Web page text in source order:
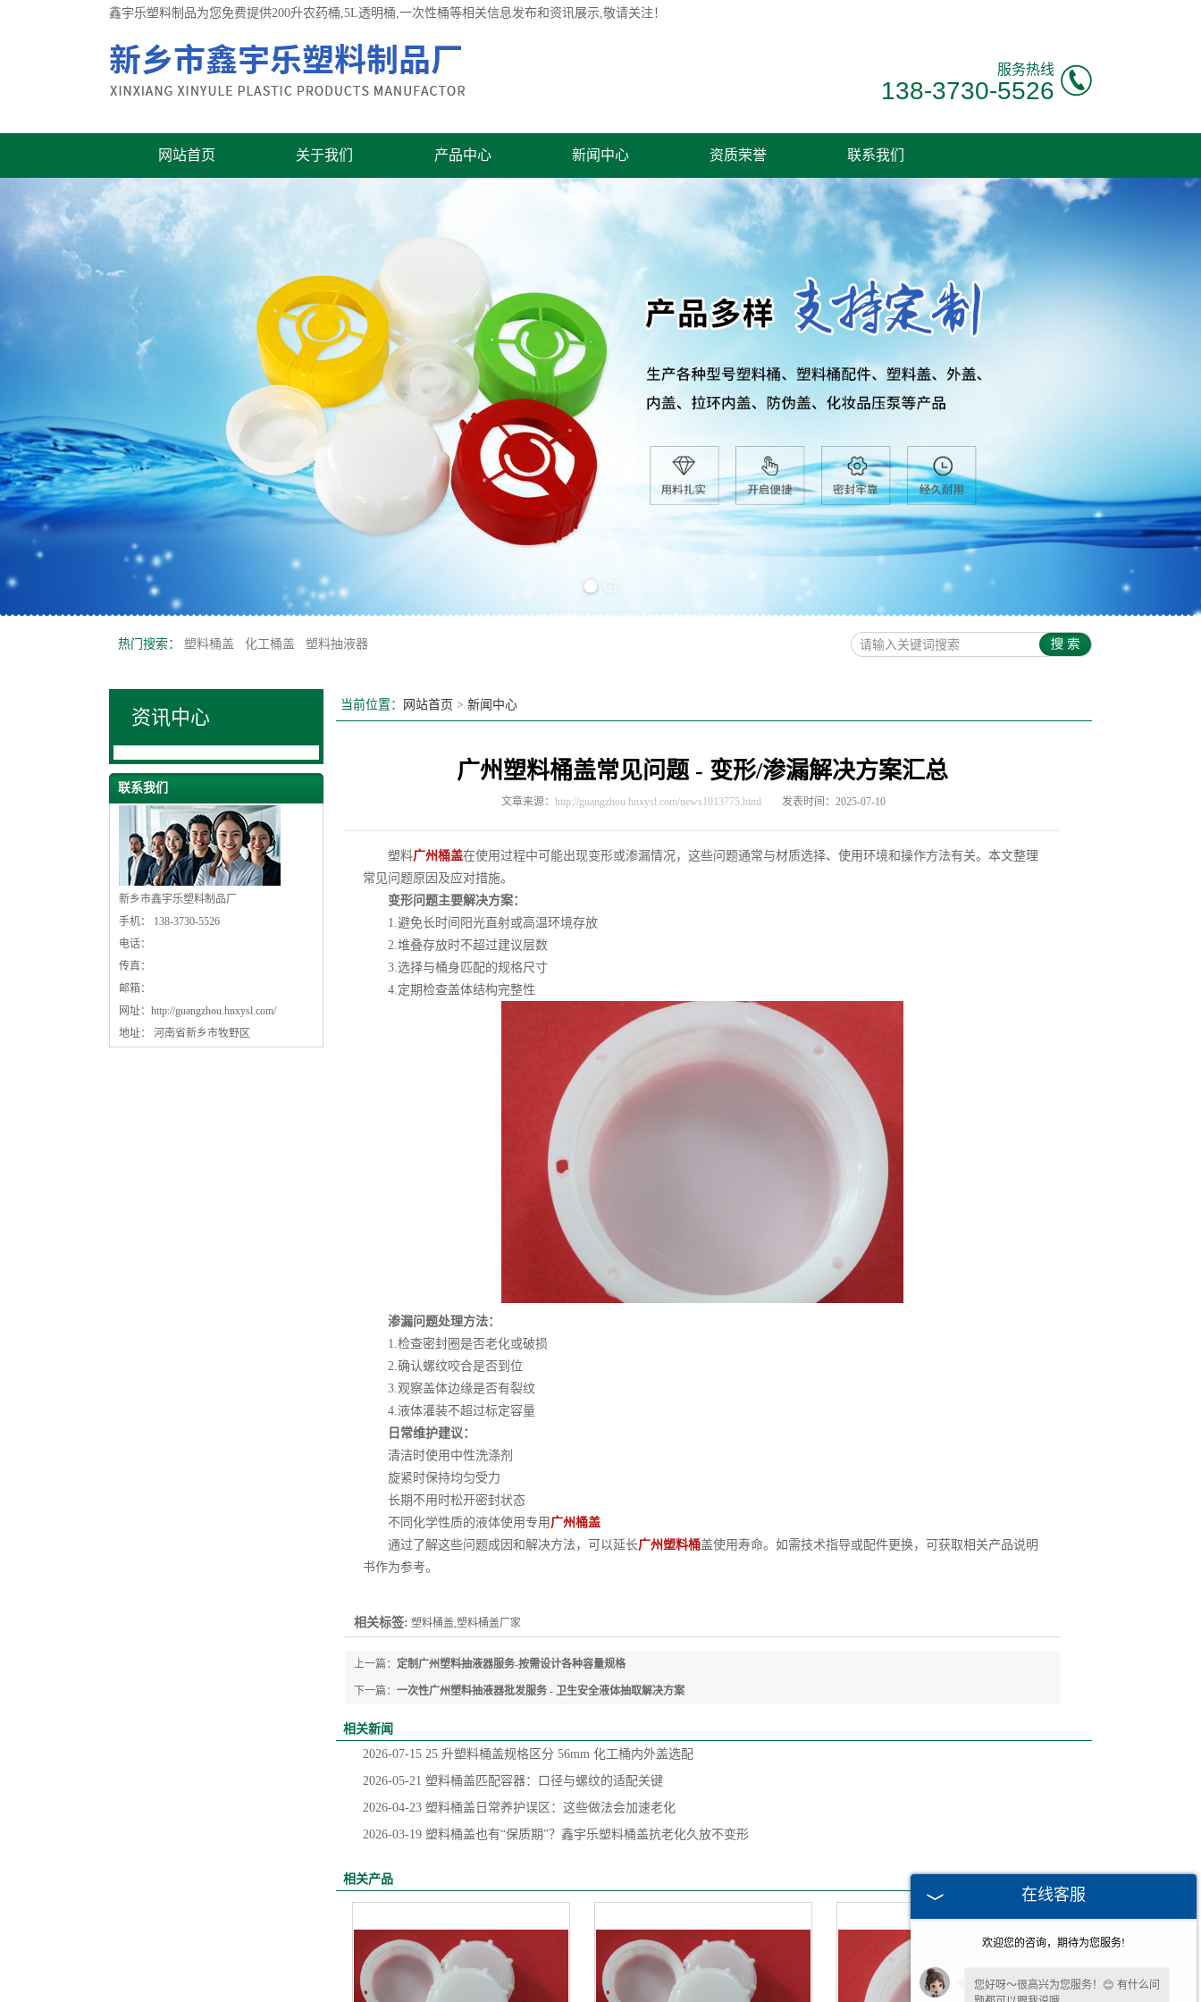
鑫宇乐塑料制品为您免费提供200升农药桶,5L透明桶,一次性桶等相关信息发布和资讯展示,敬请关注！
服务热线
138-3730-5526
网站首页 关于我们 产品中心 新闻中心 资质荣誉 联系我们
热门搜索： 塑料桶盖 化工桶盖 塑料抽液器
资讯中心
联系我们
新乡市鑫宇乐塑料制品厂
手机： 138-3730-5526
电话：
传真：
邮箱：
网址： http://guangzhou.hnxysl.com/
地址： 河南省新乡市牧野区
当前位置： 网站首页 > 新闻中心
广州塑料桶盖常见问题‌ - 变形/渗漏解决方案汇总
文章来源： http://guangzhou.hnxysl.com/news1013775.html 发表时间：2025-07-10
塑料广州桶盖在使用过程中可能出现变形或渗漏情况，这些问题通常与材质选择、使用环境和操作方法有关。本文整理
常见问题原因及应对措施。
变形问题主要解决方案：
1.避免长时间阳光直射或高温环境存放
2.堆叠存放时不超过建议层数
3.选择与桶身匹配的规格尺寸
4.定期检查盖体结构完整性
渗漏问题处理方法：
1.检查密封圈是否老化或破损
2.确认螺纹咬合是否到位
3.观察盖体边缘是否有裂纹
4.液体灌装不超过标定容量
日常维护建议：
清洁时使用中性洗涤剂
旋紧时保持均匀受力
长期不用时松开密封状态
不同化学性质的液体使用专用 广州桶盖
通过了解这些问题成因和解决方法，可以延长广州塑料桶盖使用寿命。如需技术指导或配件更换，可获取相关产品说明
书作为参考。
相关标签: 塑料桶盖,塑料桶盖厂家
上一篇： 定制广州塑料抽液器服务-按需设计各种容量规格
下一篇： 一次性广州塑料抽液器批发服务 - 卫生安全液体抽取解决方案
相关新闻
2026-07-15 25 升塑料桶盖规格区分 56mm 化工桶内外盖选配
2026-05-21 塑料桶盖匹配容器：口径与螺纹的适配关键
2026-04-23 塑料桶盖日常养护误区：这些做法会加速老化
2026-03-19 塑料桶盖也有“保质期”？鑫宇乐塑料桶盖抗老化久放不变形
相关产品
在线客服
欢迎您的咨询，期待为您服务!
您好呀～很高兴为您服务！😊 有什么问